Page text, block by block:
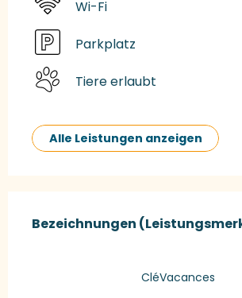
Wi-Fi
Parkplatz
Tiere erlaubt
Alle Leistungen anzeigen
Bezeichnungen
Bezeichnungen
CléVacances